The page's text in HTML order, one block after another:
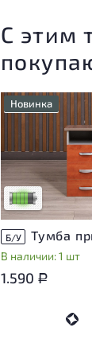
С этим
Новинка
У товара
незначительные
эксплуатации,
на удобство его
использования
Низкая степень
Б/У
В наличии: 1 шт
1.590 Р